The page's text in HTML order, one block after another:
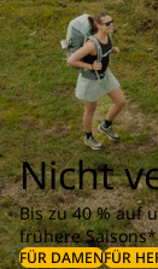
Nicht
Bis zu 40 % auf
frühere Saisons*
FÜR DAMENFÜR